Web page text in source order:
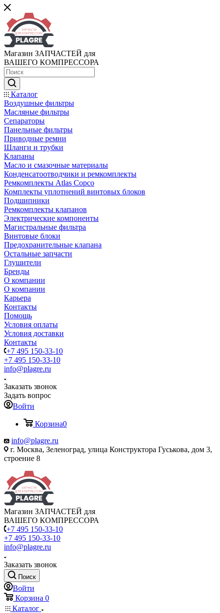
Магазин ЗАПЧАСТЕЙ для
ВАШЕГО КОМПРЕССОРА
Каталог
Воздушные фильтры
Масляные фильтры
Сепараторы
Панельные фильтры
Приводные ремни
Шланги и трубки
Клапаны
Масло и смазочные материалы
Конденсатоотводчики и ремкомплекты
Ремкомплекты Atlas Copco
Комплекты уплотнений винтовых блоков
Подшипники
Ремкомплекты клапанов
Электрические компоненты
Магистральные фильтра
Винтовые блоки
Предохранительные клапана
Остальные запчасти
Глушители
Бренды
О компании
О компании
Карьера
Контакты
Помощь
Условия оплаты
Условия доставки
Контакты
+7 495 150-33-10
+7 495 150-33-10
info@plagre.ru
Заказать звонок
Задать вопрос
Войти
Корзина0
info@plagre.ru
г. Москва, Зеленоград, улица Конструктора Гуськова, дом 3,
строение 8
Магазин ЗАПЧАСТЕЙ для
ВАШЕГО КОМПРЕССОРА
+7 495 150-33-10
+7 495 150-33-10
info@plagre.ru
Заказать звонок
Поиск
Войти
Корзина 0
Каталог